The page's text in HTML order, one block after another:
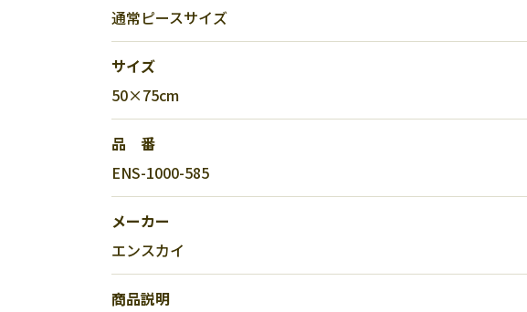
通常ピースサイズ
サイズ
50×75cm
品 番
ENS-1000-585
メーカー
エンスカイ
商品説明